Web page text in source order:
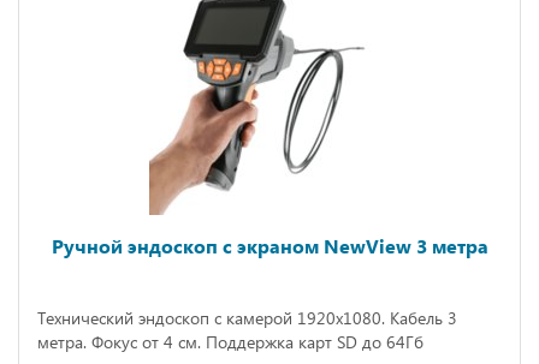
Ручной эндоскоп с экраном NewView 3 метра
Технический эндоскоп с камерой 1920x1080. Кабель 3
метра. Фокус от 4 см. Поддержка карт SD до 64Гб